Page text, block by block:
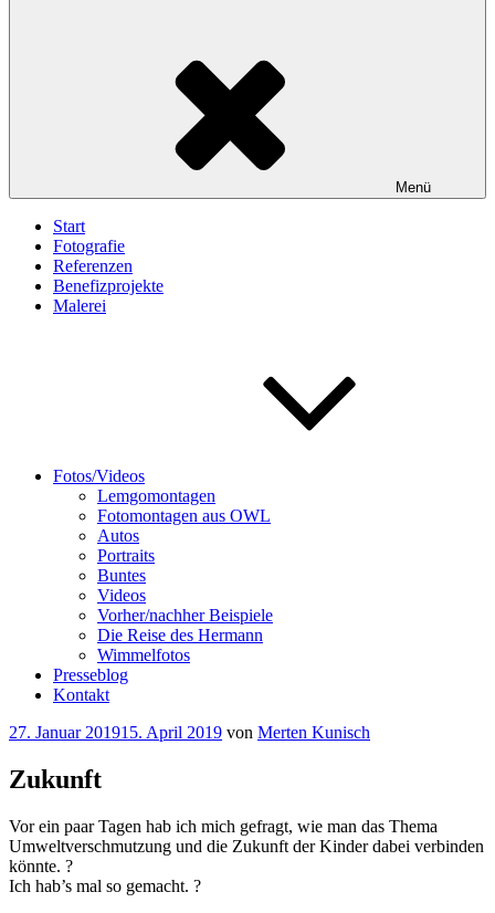
Menü
Start
Fotografie
Referenzen
Benefizprojekte
Malerei
Fotos/Videos
Lemgomontagen
Fotomontagen aus OWL
Autos
Portraits
Buntes
Videos
Vorher/nachher Beispiele
Die Reise des Hermann
Wimmelfotos
Presseblog
Kontakt
Veröffentlicht
27. Januar 201915. April 2019 von Merten Kunisch
Zukunft
Vor ein paar Tagen hab ich mich gefragt, wie man das Thema
Umweltverschmutzung und die Zukunft der Kinder dabei verbinden
könnte. ?
Ich hab’s mal so gemacht. ?